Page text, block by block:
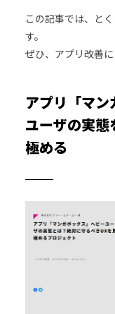
この記事では、と
す。
ぜひ、アプリ改善に
アプリ「マ
ユーザの実
極める